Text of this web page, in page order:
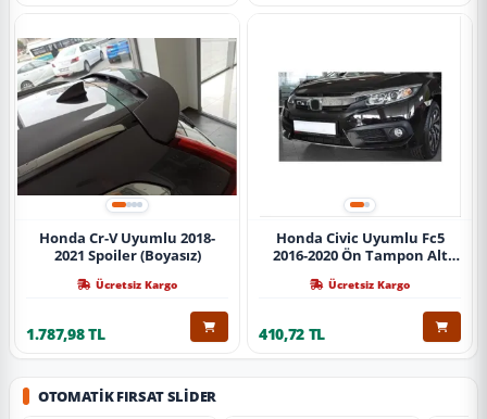
Honda Cr-V Uyumlu 2018-
2021 Spoiler (Boyasız)
Ücretsiz Kargo
1.787,98 TL
Honda Civic Uyumlu Fc5
2016-2020 Ön Tampon Alt
Ücretsiz Kargo
410,72 TL
OTOMATIK FIRSAT SLIDER